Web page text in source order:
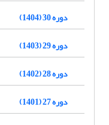
دوره 30 (1404)
دوره 29 (1403)
دوره 28 (1402)
دوره 27 (1401)